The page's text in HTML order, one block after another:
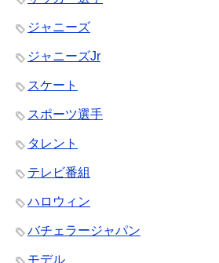
ジャニーズ
ジャニーズJr
スケート
スポーツ選手
タレント
テレビ番組
ハロウィン
バチェラージャパン
モデル